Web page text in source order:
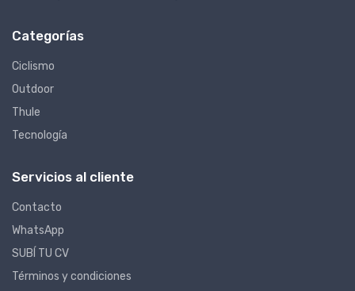
Categorías
Ciclismo
Outdoor
Thule
Tecnología
Servicios al cliente
Contacto
WhatsApp
SUBÍ TU CV
Términos y condiciones